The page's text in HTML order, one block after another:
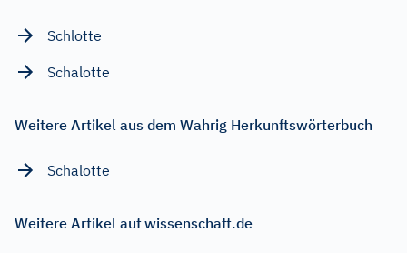
Schlotte
Schalotte
Weitere Artikel aus dem Wahrig Herkunftswörterbuch
Schalotte
Weitere Artikel auf wissenschaft.de